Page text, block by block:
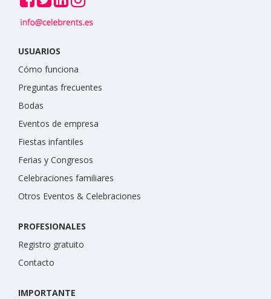
USUARIOS
Cómo funciona
Preguntas frecuentes
Bodas
Eventos de empresa
Fiestas infantiles
Ferias y Congresos
Celebraciones familiares
Otros Eventos & Celebraciones
PROFESIONALES
Registro gratuito
Contacto
IMPORTANTE